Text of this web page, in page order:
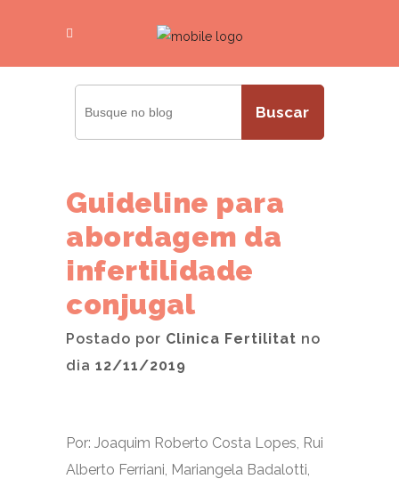
Buscar
Guideline para
abordagem da
infertilidade
conjugal
Postado por Clinica Fertilitat no
dia 12/11/2019
Por: Joaquim Roberto Costa Lopes, Rui
Alberto Ferriani, Mariangela Badalotti,